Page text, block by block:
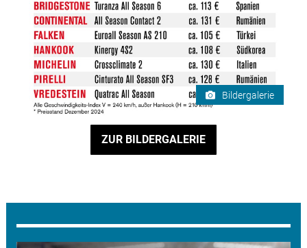
Bildergalerie
ZUR BILDERGALERIE